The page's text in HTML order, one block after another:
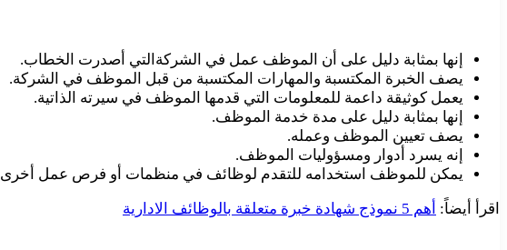
إنها بمثابة دليل على أن الموظف عمل في الشركةالتي أصدرت الخطاب.
يصف الخبرة المكتسبة والمهارات المكتسبة من قبل الموظف في الشركة.
يعمل كوثيقة داعمة للمعلومات التي قدمها الموظف في سيرته الذاتية.
إنها بمثابة دليل على مدة خدمة الموظف.
يصف تعيين الموظف وعمله.
إنه يسرد أدوار ومسؤوليات الموظف.
يمكن للموظف استخدامه للتقدم لوظائف في منظمات أو فرص عمل أخرى
اقرأ أيضاً: أهم 5 نموذج شهادة خبرة متعلقة بالوظائف الادارية